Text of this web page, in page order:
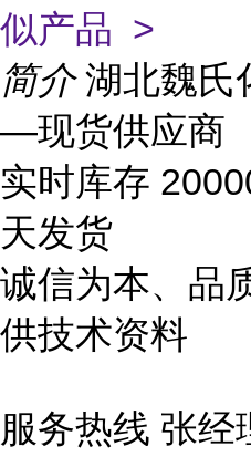
似产品 >
简介 湖北魏氏
—现货供应商
实时库存
天发货
诚信为本、品
供技术资料
服务热线 张经